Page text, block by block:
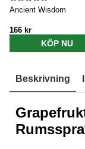
Ancient Wisdom
166 kr
KÖP NU
Beskrivning